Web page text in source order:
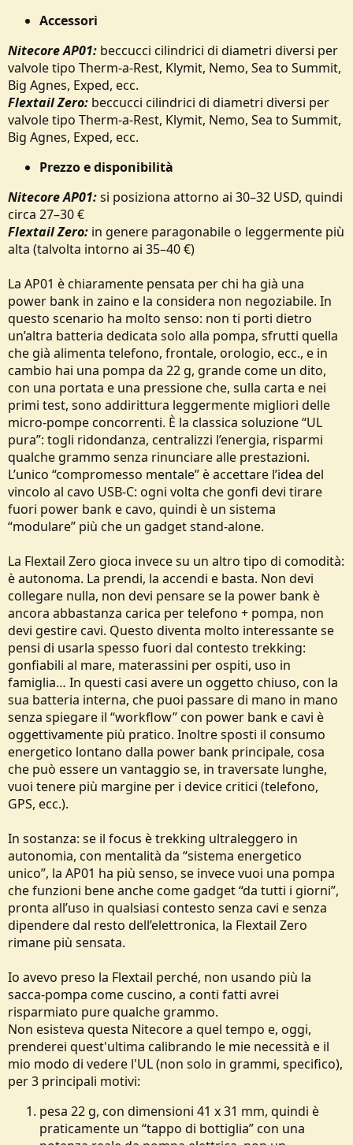
Accessori
Nitecore AP01: beccucci cilindrici di diametri diversi per
valvole tipo Therm-a-Rest, Klymit, Nemo, Sea to Summit,
Big Agnes, Exped, ecc.
Flextail Zero: beccucci cilindrici di diametri diversi per
valvole tipo Therm-a-Rest, Klymit, Nemo, Sea to Summit,
Big Agnes, Exped, ecc.
Prezzo e disponibilità
Nitecore AP01:si posiziona attorno ai 30–32 USD, quindi
circa 27–30 €
Flextail Zero: in genere paragonabile o leggermente più
alta (talvolta intorno ai 35–40 €)
La AP01 è chiaramente pensata per chi ha già una
power bank in zaino e la considera non negoziabile. In
questo scenario ha molto senso: non ti porti dietro
un’altra batteria dedicata solo alla pompa, sfrutti quella
che già alimenta telefono, frontale, orologio, ecc., e in
cambio hai una pompa da 22 g, grande come un dito,
con una portata e una pressione che, sulla carta e nei
primi test, sono addirittura leggermente migliori delle
micro‑pompe concorrenti. È la classica soluzione “UL
pura”: togli ridondanza, centralizzi l’energia, risparmi
qualche grammo senza rinunciare alle prestazioni.
L’unico “compromesso mentale” è accettare l’idea del
vincolo al cavo USB‑C: ogni volta che gonfi devi tirare
fuori power bank e cavo, quindi è un sistema
“modulare” più che un gadget stand‑alone.
La Flextail Zero gioca invece su un altro tipo di comodità:
è autonoma. La prendi, la accendi e basta. Non devi
collegare nulla, non devi pensare se la power bank è
ancora abbastanza carica per telefono + pompa, non
devi gestire cavi. Questo diventa molto interessante se
pensi di usarla spesso fuori dal contesto trekking:
gonfiabili al mare, materassini per ospiti, uso in
famiglia… In questi casi avere un oggetto chiuso, con la
sua batteria interna, che puoi passare di mano in mano
senza spiegare il “workflow” con power bank e cavi è
oggettivamente più pratico. Inoltre sposti il consumo
energetico lontano dalla power bank principale, cosa
che può essere un vantaggio se, in traversate lunghe,
vuoi tenere più margine per i device critici (telefono,
GPS, ecc.).
In sostanza: se il focus è trekking ultraleggero in
autonomia, con mentalità da “sistema energetico
unico”, la AP01 ha più senso, se invece vuoi una pompa
che funzioni bene anche come gadget “da tutti i giorni”,
pronta all’uso in qualsiasi contesto senza cavi e senza
dipendere dal resto dell’elettronica, la Flextail Zero
rimane più sensata.
Io avevo preso la Flextail perché, non usando più la
sacca-pompa come cuscino, a conti fatti avrei
risparmiato pure qualche grammo.
Non esisteva questa Nitecore a quel tempo e, oggi,
prenderei quest'ultima calibrando le mie necessità e il
mio modo di vedere l'UL (non solo in grammi, specifico),
per 3 principali motivi:
pesa 22 g, con dimensioni 41 x 31 mm, quindi è
praticamente un “tappo di bottiglia” con una